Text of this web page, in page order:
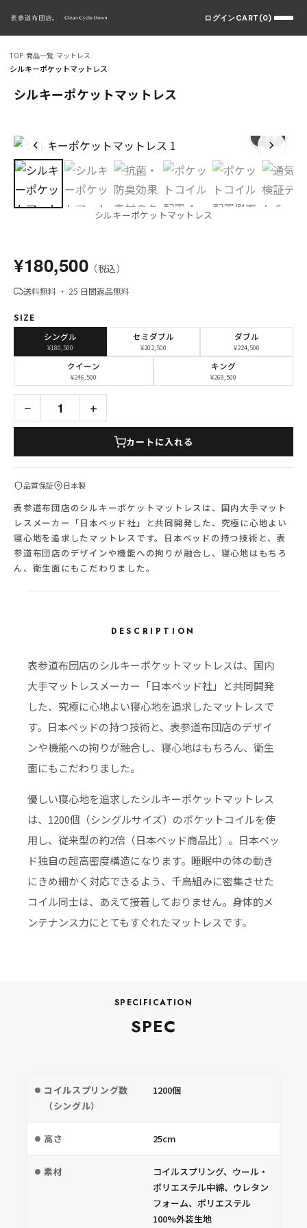
ログインCART(0)
TOP 商品一覧 マットレス
シルキーポケットマットレス
シルキーポケットマットレス
1
シルキーポケットマットレス
表参道布団店のシルキーポケットマットレスは、国内大手マット
レスメーカー「日本ベッド社」と共同開発した、究極に心地よい
寝心地を追求したマットレスです。日本ベッドの持つ技術と、表
参道布団店のデザインや機能への拘りが融合し、寝心地はもちろ
ん、衛生面にもこだわりました。
¥180,500 （税込）
送料無料 ・ 25 日間返品無料
SIZE
シングル
¥180,500
セミダブル
¥202,500
ダブル
¥224,500
クイーン
¥246,500
キング
¥268,500
− +
カートに入れる
品質保証 日本製
DESCRIPTION
表参道布団店のシルキーポケットマットレスは、国内
大手マットレスメーカー「日本ベッド社」と共同開発
した、究極に心地よい寝心地を追求したマットレスで
す。日本ベッドの持つ技術と、表参道布団店のデザイ
ンや機能への拘りが融合し、寝心地はもちろん、衛生
面にもこだわりました。
優しい寝心地を追求したシルキーポケットマットレス
は、1200個（シングルサイズ）のポケットコイルを使
用し、従来型の約2倍（日本ベッド商品比）。日本ベッ
ド独自の超高密度構造になります。睡眠中の体の動き
にきめ細かく対応できるよう、千鳥組みに密集させた
コイル同士は、あえて接着しておりません。身体的メ
ンテナンス力にとてもすぐれたマットレスです。
SPECIFICATION
SPEC
コイルスプリング数
（シングル）
1200個
高さ 25cm
素材
コイルスプリング、ウール・
ポリエステル中綿、ウレタン
フォーム、ポリエステル
100%外装生地